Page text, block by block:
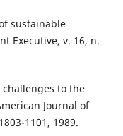
sustainable
Executive, v. 16, n.
challenges to the
Journal of
1101, 1989.